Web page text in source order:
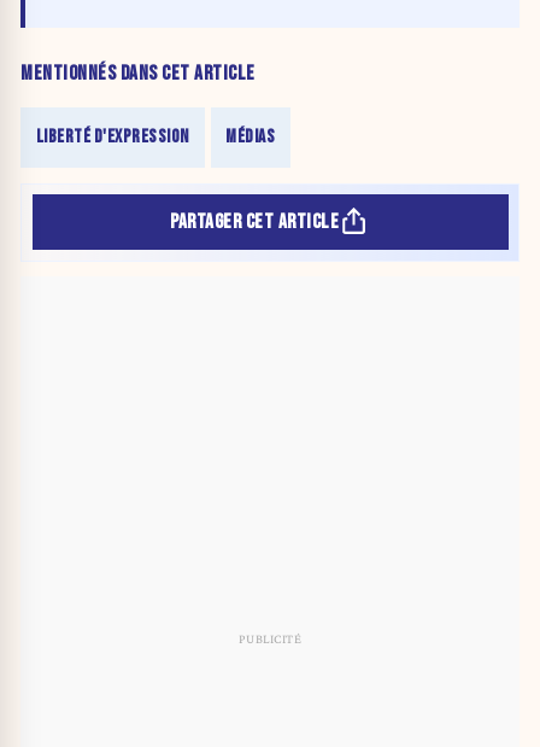
MENTIONNÉS DANS CET ARTICLE
LIBERTÉ D'EXPRESSION MÉDIAS
PARTAGER CET ARTICLE